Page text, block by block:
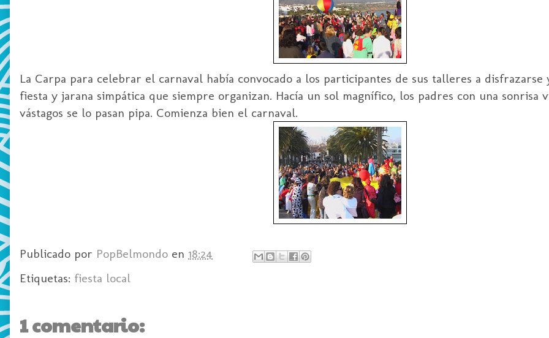
La Carpa para celebrar el carnaval había convocado a los participantes de sus talleres a
fiesta y jarana simpática que siempre organizan. Hacía un sol magnífico, los padres con una sonrisa
vástagos se lo pasan pipa. Comienza bien el carnaval.
Publicado por PopBelmondo en 18:24
Etiquetas: fiesta local
1 comentario: